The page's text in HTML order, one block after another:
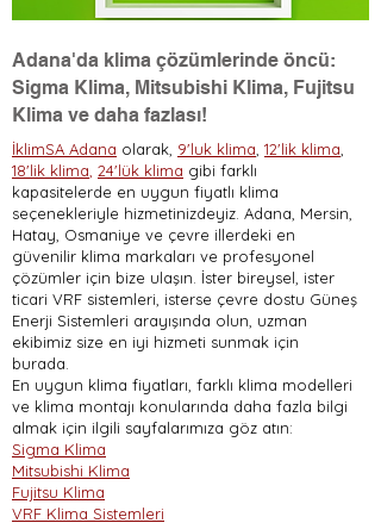
Adana'da klima çözümlerinde öncü:
Sigma Klima, Mitsubishi Klima, Fujitsu
Klima ve daha fazlası!
İklimSA Adana olarak, 9'luk klima 12'lik klima
18'lik klima 24'lük klima gibi farklı
kapasitelerde en uygun fiyatlı klima
seçenekleriyle hizmetinizdeyiz. Adana, Mersin,
Hatay, Osmaniye ve çevre illerdeki en
güvenilir klima markaları ve profesyonel
çözümler için bize ulaşın. İster bireysel, ister
ticari VRF sistemleri, isterse çevre dostu Güneş
Enerji Sistemleri arayışında olun, uzman
ekibimiz size en iyi hizmeti sunmak için
burada.
En uygun klima fiyatları, farklı klima modelleri
ve klima montajı konularında daha fazla bilgi
almak için ilgili sayfalarımıza göz atın:
Sigma Klima
Mitsubishi Klima
Fujitsu Klima
VRF Klima Sistemleri